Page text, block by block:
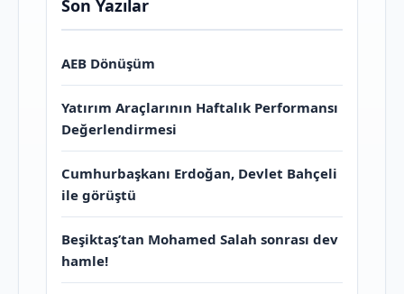
Son Yazılar
AEB Dönüşüm
Yatırım Araçlarının Haftalık Performansı
Değerlendirmesi
Cumhurbaşkanı Erdoğan, Devlet Bahçeli
ile görüştü
Beşiktaş’tan Mohamed Salah sonrası dev
hamle!